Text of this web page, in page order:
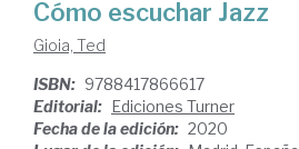
Cómo escuchar Jazz
Gioia, Ted
ISBN: 9788417866617
Editorial: Ediciones Turner
Fecha de la edición: 2020